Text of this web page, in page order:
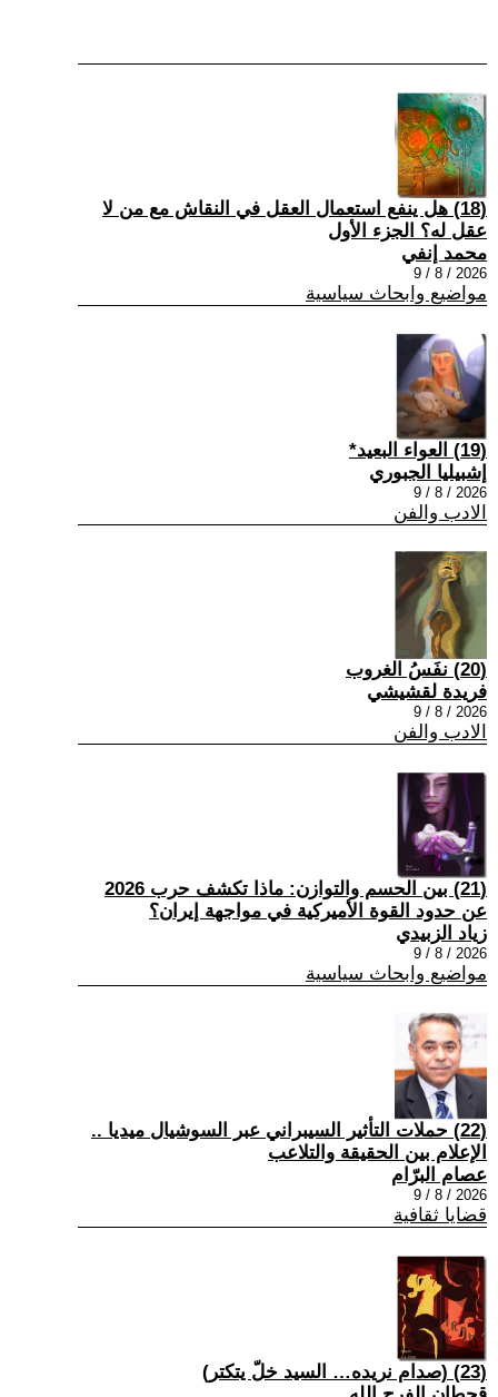
(18) هل ينفع استعمال العقل في النقاش مع من لا
عقل له؟ الجزء الأول
محمد إنفي
2026 / 8 / 9
مواضيع وابحاث سياسية
(19) العواء البعيد*
إشبيليا الجبوري
2026 / 8 / 9
الادب والفن
(20) نفَسُ الغروب
فريدة لقشيشي
2026 / 8 / 9
الادب والفن
(21) بين الحسم والتوازن: ماذا تكشف حرب 2026
عن حدود القوة الأميركية في مواجهة إيران؟
زياد الزبيدي
2026 / 8 / 9
مواضيع وابحاث سياسية
(22) حملات التأثير السيبراني عبر السوشيال ميديا ..
الإعلام بين الحقيقة والتلاعب
عصام البرّام
2026 / 8 / 9
قضايا ثقافية
(23) (صدام نريده… السيد خلّ يتكتر)